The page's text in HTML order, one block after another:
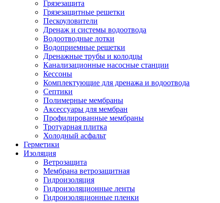
Грязезащита
Грязезащитные решетки
Пескоуловители
Дренаж и системы водоотвода
Водоотводные лотки
Водоприемные решетки
Дренажные трубы и колодцы
Канализационные насосные станции
Кессоны
Комплектующие для дренажа и водоотвода
Септики
Полимерные мембраны
Аксессуары для мембран
Профилированные мембраны
Тротуарная плитка
Холодный асфальт
Герметики
Изоляция
Ветрозащита
Мембрана ветрозащитная
Гидроизоляция
Гидроизоляционные ленты
Гидроизоляционные пленки